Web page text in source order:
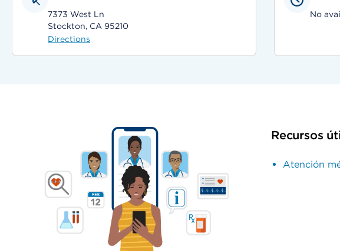
7373 West Ln
Stockton, CA 95210
Directions
No
Recursos
Atención